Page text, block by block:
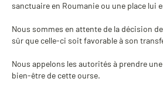
sanctuaire en Roumanie ou une place lui
Nous sommes en attente de la décision
sûr que celle-ci soit favorable à son
Nous appelons les autorités à prendre
bien-être de cette ourse.